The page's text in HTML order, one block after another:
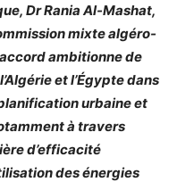
Dr Rania Al-Mashat,
mixte algéro-
ambitionne de
et l’Égypte dans
urbaine et
à travers
d’efficacité
des énergies